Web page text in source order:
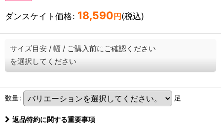
ダンスケイト価格: 18,590 円 (税込)
サイズ目安 / 幅 / ご購入前にご確認ください
を選択してください
数量: 足
返品特約に関する重要事項